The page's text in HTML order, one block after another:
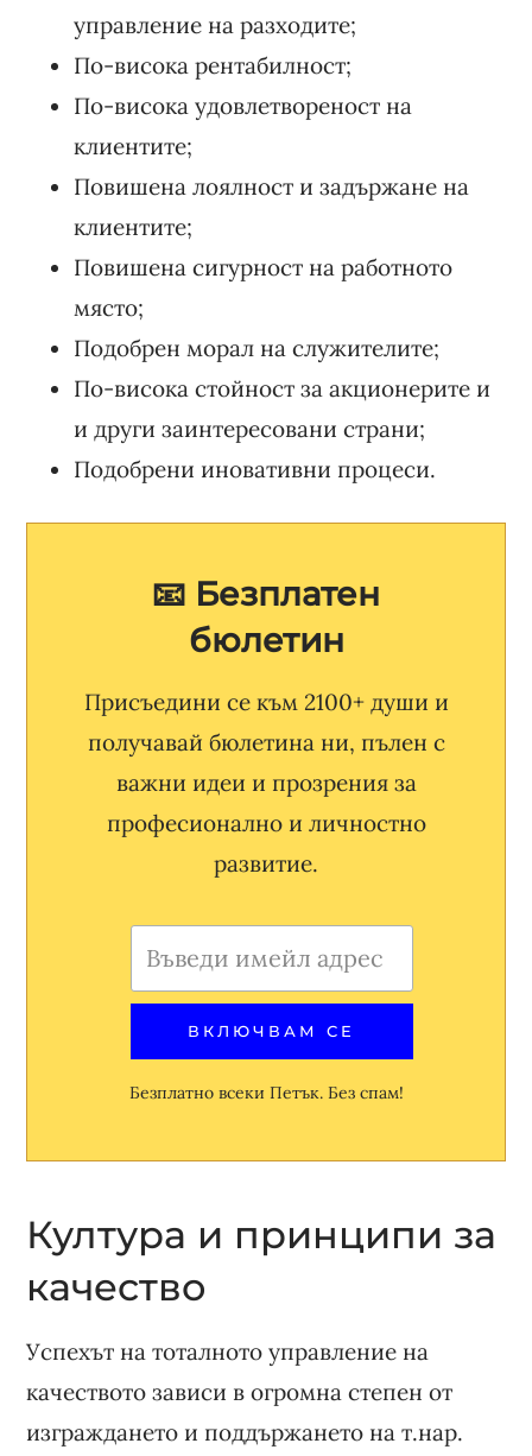
управление на разходите;
По-висока рентабилност;
По-висока удовлетвореност на
клиентите;
Повишена лоялност и задържане на
клиентите;
Повишена сигурност на работното
място;
Подобрен морал на служителите;
По-висока стойност за акционерите и
и други заинтересовани страни;
Подобрени иновативни процеси.
📧 Безплатен
бюлетин
Присъедини се към 2100+ души и
получавай бюлетина ни, пълен с
важни идеи и прозрения за
професионално и личностно
развитие.
Безплатно всеки Петък. Без спам!
Култура и принципи за
качество
Успехът на тоталното управление на
качеството зависи в огромна степен от
изграждането и поддържането на т.нар.